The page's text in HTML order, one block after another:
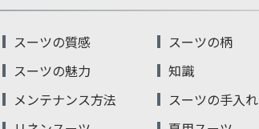
スーツの質感 スーツの柄
スーツの魅力 知識
メンテナンス方法 スーツの手入れ